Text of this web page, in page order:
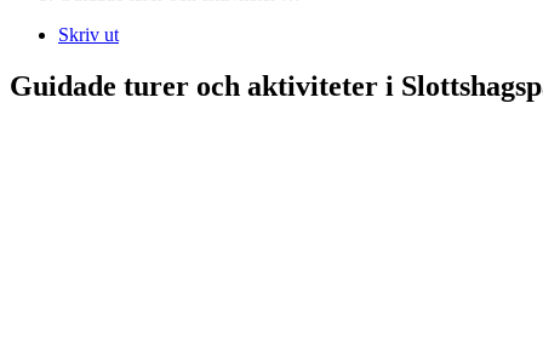
Skriv ut
Guidade turer och aktiviteter i